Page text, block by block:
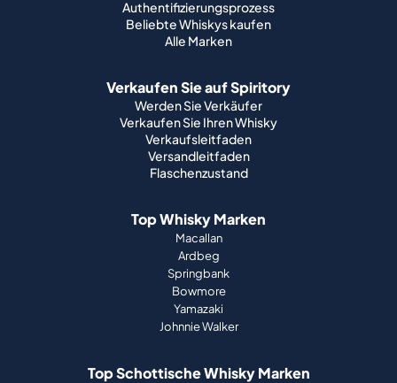
Authentifizierungsprozess
Beliebte Whiskys kaufen
Alle Marken
Verkaufen Sie auf Spiritory
Werden Sie Verkäufer
Verkaufen Sie Ihren Whisky
Verkaufsleitfaden
Versandleitfaden
Flaschenzustand
Top Whisky Marken
Macallan
Ardbeg
Springbank
Bowmore
Yamazaki
Johnnie Walker
Top Schottische Whisky Marken